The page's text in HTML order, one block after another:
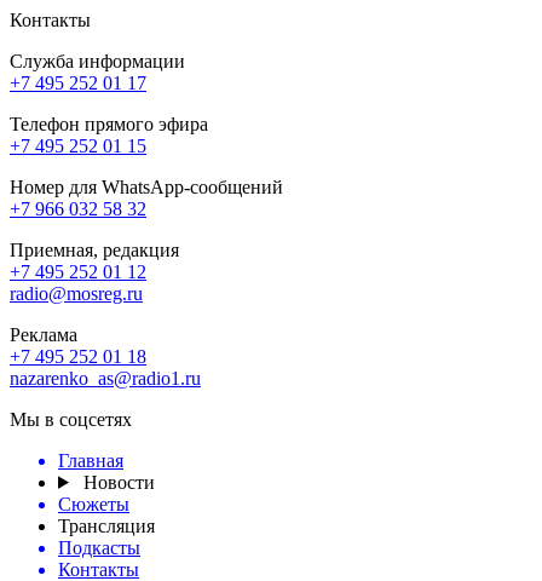
Контакты
Служба информации
+7 495 252 01 17
Телефон прямого эфира
+7 495 252 01 15
Номер для WhatsApp-сообщений
+7 966 032 58 32
Приемная, редакция
+7 495 252 01 12
radio@mosreg.ru
Реклама
+7 495 252 01 18
nazarenko_as@radio1.ru
Мы в соцсетях
Главная
Новости
Сюжеты
Трансляция
Подкасты
Контакты